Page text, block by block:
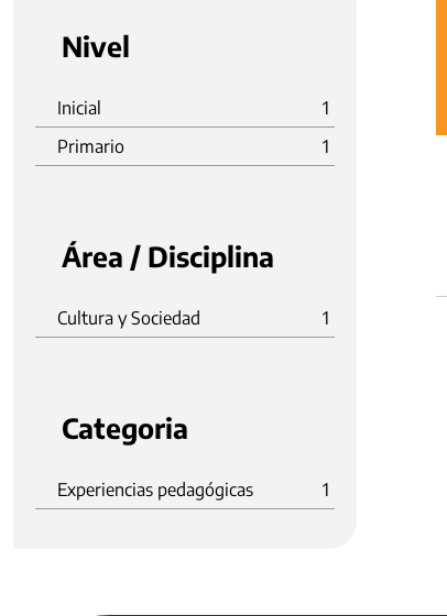
Nivel
Inicial
1
Primario
1
Área / Disciplina
Cultura y Sociedad 1
Categoria
Experiencias pedagógicas 1